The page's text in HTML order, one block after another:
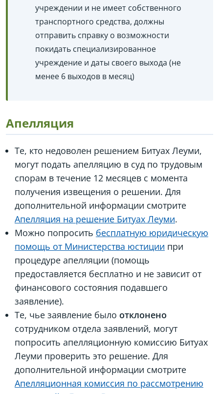
учреждении и не имеет собственного
транспортного средства, должны
отправить справку о возможности
покидать специализированное
учреждение и даты своего выхода (не
менее 6 выходов в месяц)
Апелляция
Те, кто недоволен решением Битуах Леуми,
могут подать апелляцию в суд по трудовым
спорам в течение 12 месяцев с момента
получения извещения о решении. Для
дополнительной информации смотрите
Апелляция на решение Битуах Леуми.
Можно попросить бесплатную юридическую
помощь от Министерства юстиции при
процедуре апелляции (помощь
предоставляется бесплатно и не зависит от
финансового состояния подавшего
заявление).
Те, чье заявление было отклонено
сотрудником отдела заявлений, могут
попросить апелляционную комиссию Битуах
Леуми проверить это решение. Для
дополнительной информации смотрите
Апелляционная комиссия по рассмотрению